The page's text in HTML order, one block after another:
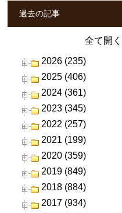
過去の記事
全て開く
2026 (235)
2025 (406)
2024 (361)
2023 (345)
2022 (257)
2021 (199)
2020 (359)
2019 (849)
2018 (884)
2017 (934)